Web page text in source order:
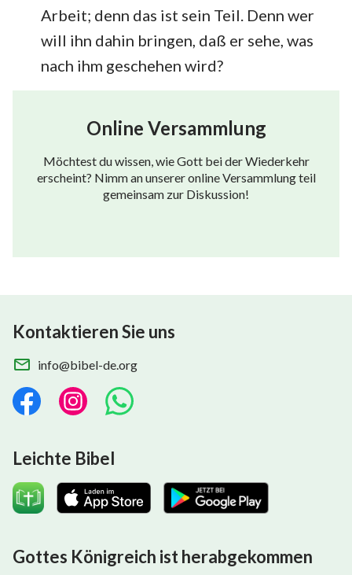
Arbeit; denn das ist sein Teil. Denn wer
will ihn dahin bringen, daß er sehe, was
nach ihm geschehen wird?
Online Versammlung
Möchtest du wissen, wie Gott bei der Wiederkehr
erscheint? Nimm an unserer online Versammlung teil
gemeinsam zur Diskussion!
Kontaktieren Sie uns
info@bibel-de.org
Leichte Bibel
Gottes Königreich ist herabgekommen